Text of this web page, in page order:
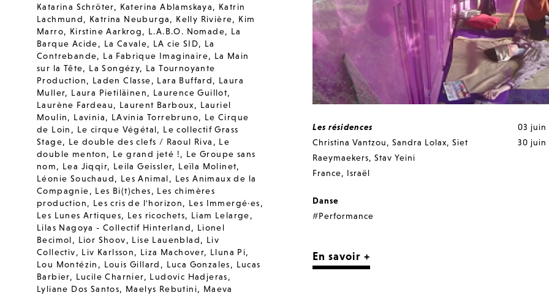
Katarina Schröter, Katerina Ablamskaya, Katrin
Lachmund, Katrina Neuburga, Kelly Rivière, Kim
Marro, Kirstine Aarkrog, L.A.B.O. Nomade, La
Barque Acide, La Cavale, LA cie SID, La
Contrebande, La Fabrique Imaginaire, La Main
sur la Tête, La Songézy, La Tournoyante
Production, Laden Classe, Lara Buffard, Laura
Muller, Laura Pietiläinen, Laurence Guillot,
Laurène Fardeau, Laurent Barboux, Lauriel
Moulin, Lavinia, LAvinia Torrebruno, Le Cirque
de Loin , Le cirque Végétal, Le collectif Grass
Stage, Le double des clefs / Raoul Riva , Le
double menton, Le grand jeté !, Le Groupe sans
nom, Lea Jiqqir, Leila Geissler, Leïla Molinet,
Léonie Souchaud, Les Animal, Les Animaux de la
Compagnie, Les Bi(t)ches, Les chimères
production, Les cris de l'horizon, Les Immergé·es,
Les Lunes Artiques, Les ricochets, Liam Lelarge,
Lilas Nagoya - Collectif Hinterland, Lionel
Becimol, Lior Shoov, Lise Lauenblad, Liv
Collectiv, Liv Karlsson, Liza Machover, Lluna Pi,
Lou Montézin , Louis Gillard , Luca Gonzales, Lucas
Barbier, Lucile Charnier, Ludovic Hadjeras,
Lyliane Dos Santos, Maelys Rebutini, Maeva
Les résidences
Christina Vantzou,Sandra Lolax,Siet
Raeymaekers,Stav Yeini
France, Israël
Danse
#Performance
03 juin
30 juin
En savoir +